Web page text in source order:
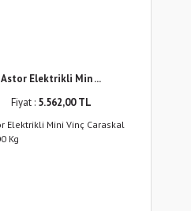
Astor Elektrikli Min ...
Fiyat : 5.562,00 TL